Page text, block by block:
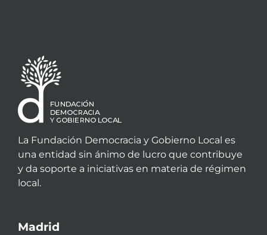
La Fundación Democracia y Gobierno Local es
una entidad sin ánimo de lucro que contribuye
y da soporte a iniciativas en materia de régimen
local.
Madrid